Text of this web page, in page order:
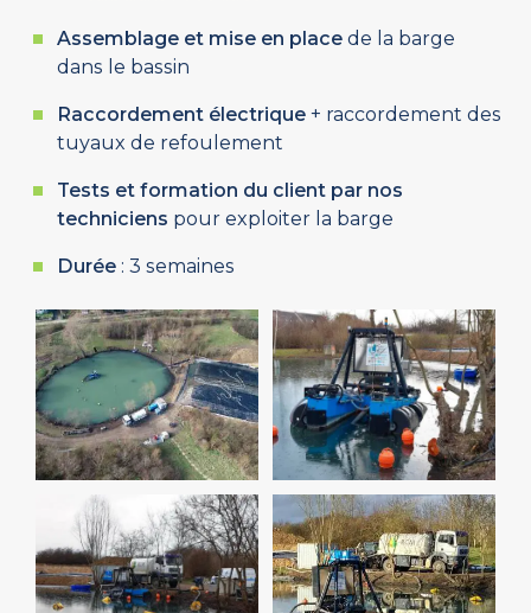
Assemblage et mise en place de la barge
dans le bassin
Raccordement électrique + raccordement des
tuyaux de refoulement
Tests et formation du client par nos
techniciens pour exploiter la barge
Durée : 3 semaines